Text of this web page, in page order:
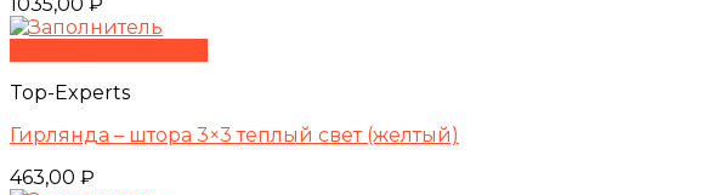
Top-Experts
Гирлянда – штора 3×3 теплый свет (желтый)
463,00 ₽